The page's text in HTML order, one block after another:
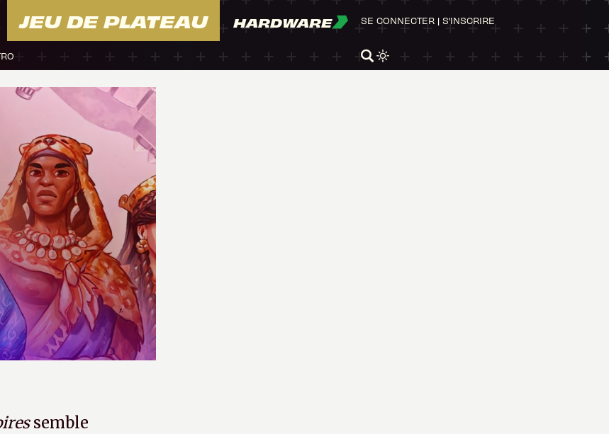
JEU DE PLATEAU HARDWARE SE CONNECTER | S'INSCRIRE
semble